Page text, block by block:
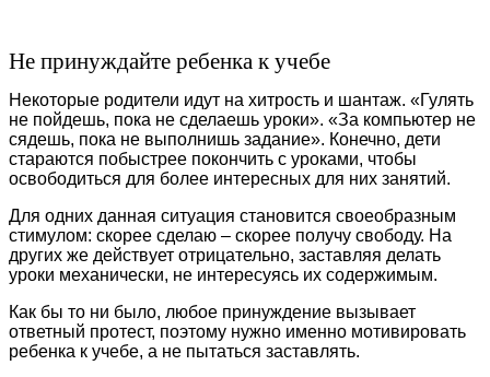
Не принуждайте ребенка к учебе
Некоторые родители идут на хитрость и шантаж. «Гулять
не пойдешь, пока не сделаешь уроки». «За компьютер не
сядешь, пока не выполнишь задание». Конечно, дети
стараются побыстрее покончить с уроками, чтобы
освободиться для более интересных для них занятий.
Для одних данная ситуация становится своеобразным
стимулом: скорее сделаю – скорее получу свободу. На
других же действует отрицательно, заставляя делать
уроки механически, не интересуясь их содержимым.
Как бы то ни было, любое принуждение вызывает
ответный протест, поэтому нужно именно мотивировать
ребенка к учебе, а не пытаться заставлять.